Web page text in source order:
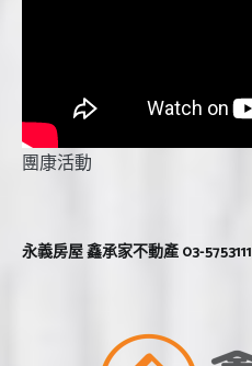
團康活動
永義房屋 鑫承家不動產 03-5753111